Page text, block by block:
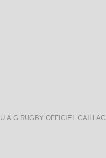
U.A.G RUGBY OFFICIEL GAILLAC